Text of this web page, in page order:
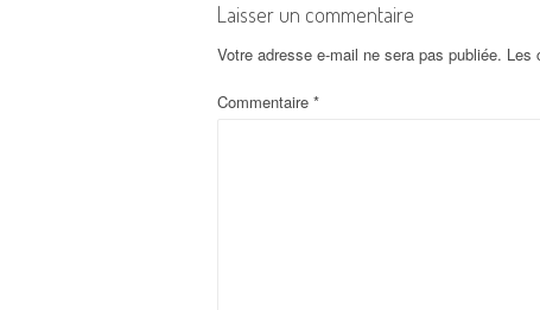
Laisser un commentaire
Votre adresse e-mail ne sera pas publiée. Les
Commentaire *